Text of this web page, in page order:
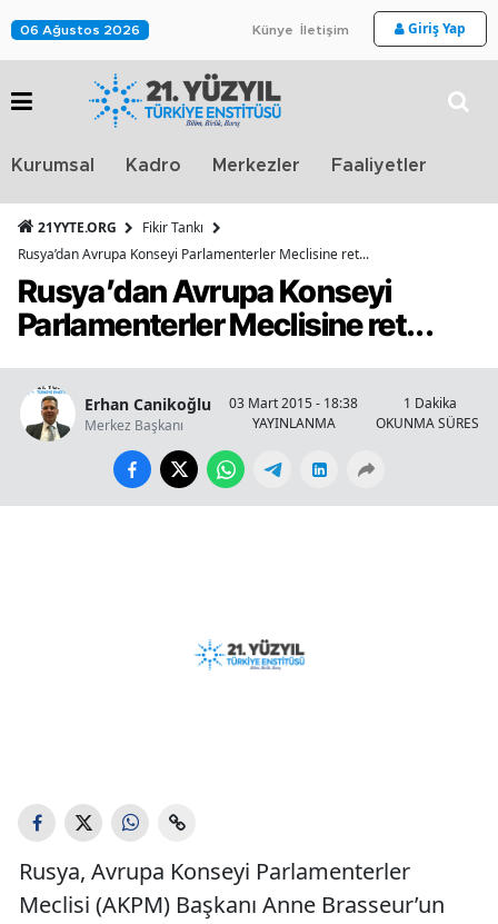
06 Ağustos 2026 Künye İletişim Giriş Yap
Kurumsal Kadro Merkezler Faaliyetler
21YYTE.ORG
Fikir Tankı
Rusya’dan Avrupa Konseyi Parlamenterler Meclisine ret...
Rusya’dan Avrupa Konseyi
Parlamenterler Meclisine ret...
Erhan Canikoğlu
Merkez Başkanı
03 Mart 2015 - 18:38
YAYINLANMA
1 Dakika
OKUNMA SÜRESİ
Rusya, Avrupa Konseyi Parlamenterler
Meclisi (AKPM) Başkanı Anne Brasseur’un